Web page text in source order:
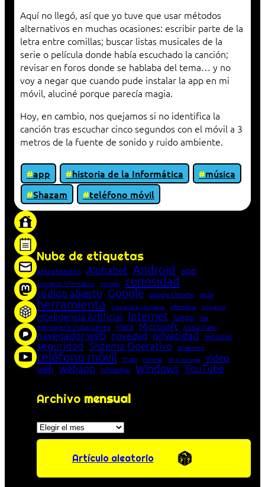
Aquí no llegó, así que yo tuve que usar métodos
alternativos en muchas ocasiones: escribir parte de la
letra entre comillas; buscar listas musicales de la
serie o película donde había escuchado la canción;
revisar en foros donde se hablaba del tema… y no
voy a negar que cuando pude instalar la app en mi
móvil, aluciné porque parecía magia.
Hoy, en cambio, nos quejamos si no identifica la
canción tras escuchar cinco segundos con el móvil a 3
metros de la fuente de sonido y ruido ambiente.
app historia de la Informática
música
Shazam
teléfono móvil
Nube de etiquetas
actualización Alphabet Android app
concepto informático consejo curiosidad
código abierto Google Google Chrome guía
herramienta historia de la Informática Informática innovación
Inteligencia Artificial Internet juego lista
mensajería instantánea Meta Microsoft Mozilla Firefox
navegador web novedad privacidad red social
seguridad Sistema Operativo streaming
teléfono móvil truco tutorial Unión Europea vídeo
web webapp WhatsApp Windows YouTube
Archivo mensual
Archivos
Artículo aleatorio